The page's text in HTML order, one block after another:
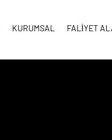
KURUMSAL FALİYET